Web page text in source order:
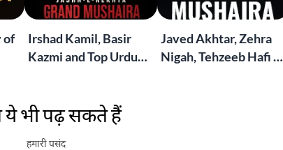
of
Irshad Kamil, Basir
Kazmi and Top Urdu
London Grand
Mushaira
Javed Akhtar, Zehra
Nigah, Tehzeeb Hafi &
भी पढ़ सकते हैं
हमारी पसंद